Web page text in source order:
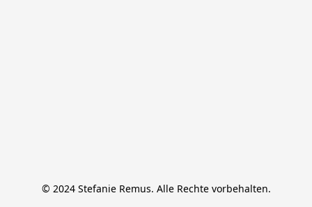
© 2024 Stefanie Remus. Alle Rechte vorbehalten.